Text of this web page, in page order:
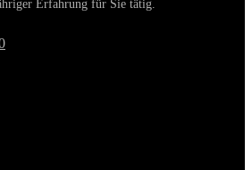
Erfahrung für Sie tätig.